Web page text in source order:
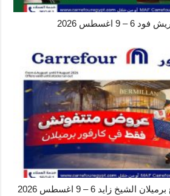
اغسطس 2026
زايد 6 – 9 اغسطس 2026